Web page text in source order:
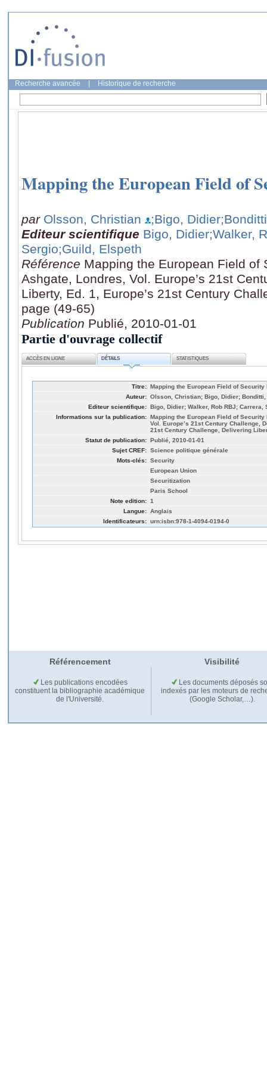
Recherche avancée Historique de recherche
Mapping the European Field of
par Olsson, Christian ;Bigo, Didier
Editeur scientifique Bigo, Didier;Walker,
Sergio;Guild, Elspeth
Référence Mapping the European Field of
Ashgate, Londres, Vol. Europe’s 21st
Liberty, Ed. 1, Europe’s 21st Century
page (49-65)
Publication Publié, 2010-01-01
Partie d'ouvrage collectif
ACCÈS EN LIGNE DÉTAILS STATISTIQUES
Titre: Mapping the European Field of
Auteur: Olsson, Christian; Bigo, Didier;
Editeur scientifique: Bigo, Didier; Walker, Rob RBJ; Carrera,
Informations sur la publication: Mapping the European Field of
Vol. Europe’s 21st Century Challenge,
21st Century Challenge, Delivering
Statut de publication: Publié, 2010-01-01
Sujet CREF: Science politique générale
Mots-clés: Security
European Union
Securitization
Paris School
Note edition: 1
Langue: Anglais
Identificateurs: urn:isbn:978-1-4094-0194-0
Référencement Visibilité
Les publications encodées
constituent la bibliographie académique
de l'Université.
Les documents déposés
indexés par les moteurs de
(Google Scholar,…).